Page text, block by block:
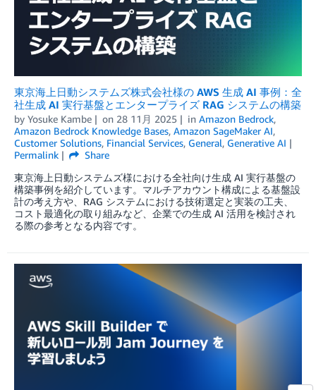
東京海上日動システムズ株式会社様の AWS 生成 AI 事例：全
社生成 AI 実行基盤とエンタープライズ RAG システムの構築
by Yosuke Kambe on 28 11月 2025 in Amazon Bedrock,
Amazon Bedrock Knowledge Bases, Amazon SageMaker AI,
Customer Solutions, Financial Services, General, Generative AI
Permalink
Share
東京海上日動システムズ様における全社向け生成 AI 実行基盤の
構築事例を紹介しています。マルチアカウント構成による基盤設
計の考え方や、RAG システムにおける技術選定と実装の工夫、
コスト最適化の取り組みなど、企業での生成 AI 活用を検討され
る際の参考となる内容です。